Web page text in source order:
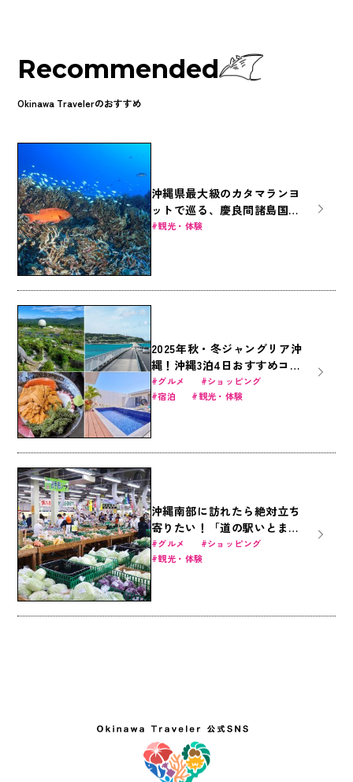
Recommended
Okinawa Travelerのおすすめ
沖縄県最大級のカタマランヨ
ットで巡る、慶良間諸島国立
公園の美しき海底世界への旅
観光・体験
2025年秋・冬ジャングリア沖
縄！沖縄3泊4日おすすめコー
ス｜沖縄美ら海水族館・ジャ
ングリア沖縄・国際通りを遊
グルメ
ショッピング
宿泊
観光・体験
沖縄南部に訪れたら絶対立ち
寄りたい！「道の駅いとま
ん」が人気の理由とは？
グルメ
ショッピング
観光・体験